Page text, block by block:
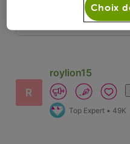
Oldest First
Selected
First
R
roylion15
Top Expert • 49K
Choix